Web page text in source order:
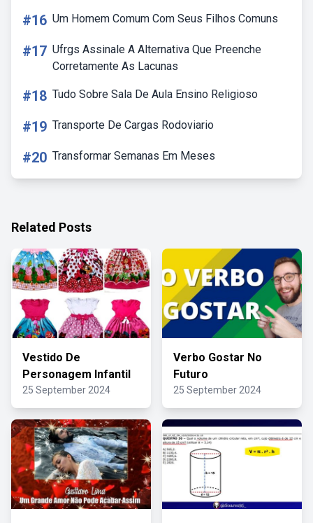
#16 Um Homem Comum Com Seus Filhos Comuns
#17 Ufrgs Assinale A Alternativa Que Preenche
Corretamente As Lacunas
#18 Tudo Sobre Sala De Aula Ensino Religioso
#19 Transporte De Cargas Rodoviario
#20 Transformar Semanas Em Meses
Related Posts
Vestido De
Personagem Infantil
25 September 2024
Verbo Gostar No
Futuro
25 September 2024